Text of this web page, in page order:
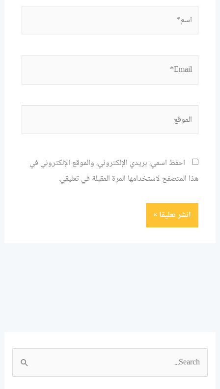
Email*
احفظ اسمي، بريدي الإلكتروني، والموقع الإلكتروني في
هذا المتصفح لاستخدامها المرة المقبلة في تعليقي.
ل